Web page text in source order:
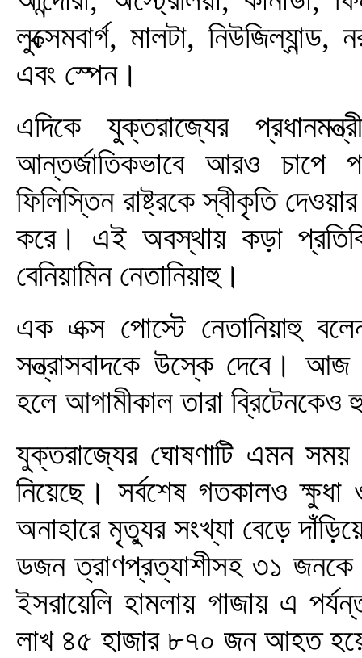
লুক্সেমবার্গ, মালটা,
এবং স্পেন।
এদিকে যুক্তরাজ্যের
আন্তর্জাতিকভাবে আরও চাপে
ফিলিস্তিন রাষ্ট্রকে স্বীকৃতি
করে। এই অবস্থায় কড়া
বেনিয়ামিন নেতানিয়াহু।
এক এক্স পোস্টে নেতানিয়াহু
সন্ত্রাসবাদকে উস্কে দেবে। আজ
হলে আগামীকাল তারা ব্রিটেনকেও
যুক্তরাজ্যের ঘোষণাটি এমন
নিয়েছে। সর্বশেষ গতকালও
অনাহারে মৃত্যুর সংখ্যা বেড়ে
ডজন ত্রাণপ্রত্যাশীসহ ৩১
ইসরায়েলি হামলায় গাজায় এ
লাখ ৪৫ হাজার ৮৭০ জন আহত